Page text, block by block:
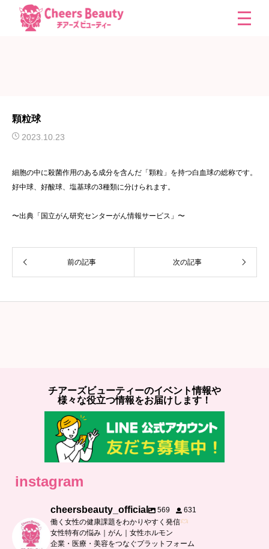
顆粒球
2023.10.23
細胞の中に殺菌作用のある成分を含んだ「顆粒」を持つ白血球の総称です。
好中球、好酸球、塩基球の3種類に分けられます。
〜出典「国立がん研究センターがん情報サービス」〜
前の記事 次の記事
チアーズビューティーのイベント情報や
様々な役立つ情報をお届けします！
instagram
cheersbeauty_official 569
631
働く女性の健康課題をわかりやすく発信
女性特有の悩み｜がん｜女性ホルモン
企業・医療・美容をつなぐプラットフォーム